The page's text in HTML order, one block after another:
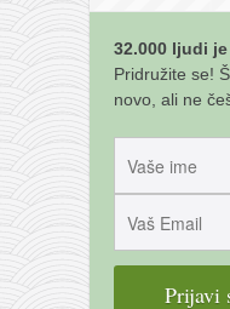
besplatna e-knjiga
termini treninga
moja priča
fotke
kontakt
32.000 ljudi
Pridružite se!
novo, ali ne